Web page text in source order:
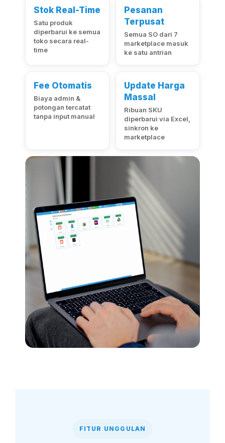
Stok Real-Time
Satu produk
diperbarui ke semua
toko secara real-
time
Pesanan
Terpusat
Semua SO dari 7
marketplace masuk
ke satu antrian
Fee Otomatis
Biaya admin &
potongan tercatat
tanpa input manual
Update Harga
Massal
Ribuan SKU
diperbarui via Excel,
sinkron ke
marketplace
FITUR UNGGULAN